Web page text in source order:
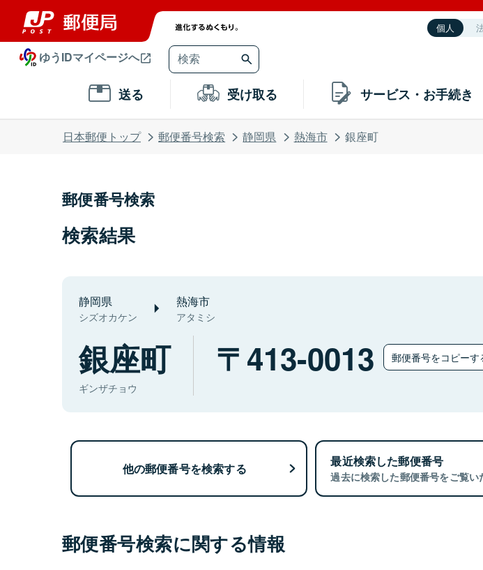
個人
ゆうIDマイページへ
送る 受け取る サービス・お手続き
日本郵便トップ 郵便番号検索 静岡県 熱海市 銀座町
郵便番号検索
検索結果
静岡県
シズオカケン
熱海市
アタミシ
銀座町
ギンザチョウ
413-0013 郵便番号をコピーす
他の郵便番号を検索する 最近検索した郵便番号
過去に検索した郵便番号をご覧い
郵便番号検索に関する情報